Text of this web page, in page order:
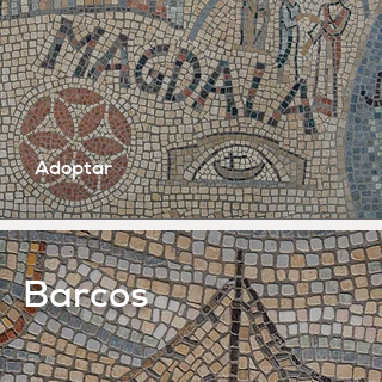
Adoptar
Barcos